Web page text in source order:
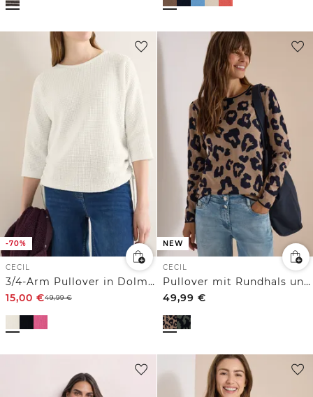
-70%
CECIL
3/4-Arm Pullover in Dolman Passform
15,00 €49,99€
NEW
CECIL
Pullover mit Rundhals und Leo-Muster
49,99 €